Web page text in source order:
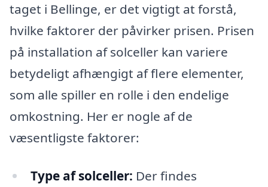
taget i Bellinge, er det vigtigt at forstå,
hvilke faktorer der påvirker prisen. Prisen
på installation af solceller kan variere
betydeligt afhængigt af flere elementer,
som alle spiller en rolle i den endelige
omkostning. Her er nogle af de
væsentligste faktorer:
Type af solceller: Der findes